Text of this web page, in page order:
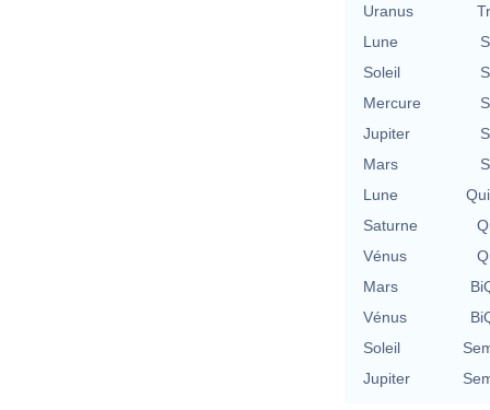
Uranus
Lune
Soleil
Mercure
Jupiter
Mars
Lune
Saturne
Vénus
Mars
Vénus
Soleil
Jupiter